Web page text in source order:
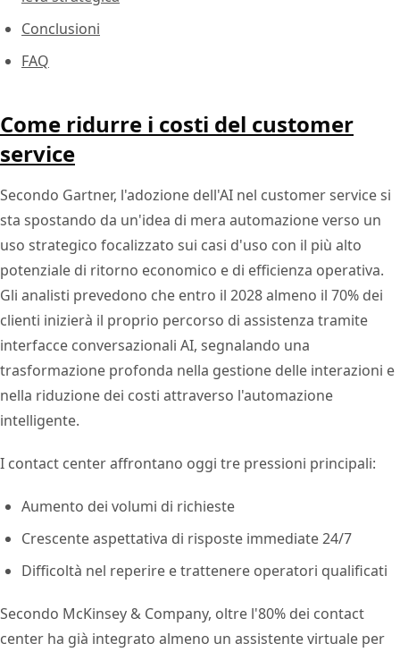
Conclusioni
FAQ
Come ridurre i costi del customer
service
Secondo Gartner, l'adozione dell'AI nel customer service si
sta spostando da un'idea di mera automazione verso un
uso strategico focalizzato sui casi d'uso con il più alto
potenziale di ritorno economico e di efficienza operativa.
Gli analisti prevedono che entro il 2028 almeno il 70% dei
clienti inizierà il proprio percorso di assistenza tramite
interfacce conversazionali AI, segnalando una
trasformazione profonda nella gestione delle interazioni e
nella riduzione dei costi attraverso l'automazione
intelligente.
I contact center affrontano oggi tre pressioni principali:
Aumento dei volumi di richieste
Crescente aspettativa di risposte immediate 24/7
Difficoltà nel reperire e trattenere operatori qualificati
Secondo McKinsey & Company, oltre l'80% dei contact
center ha già integrato almeno un assistente virtuale per